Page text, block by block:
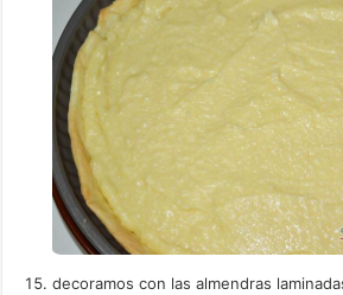
decoramos con las almendras